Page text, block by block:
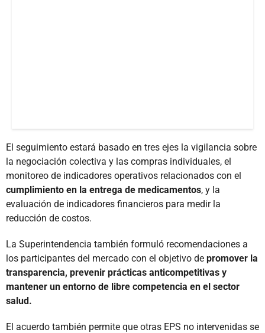
El seguimiento estará basado en tres ejes la vigilancia sobre
la negociación colectiva y las compras individuales, el
monitoreo de indicadores operativos relacionados con el
cumplimiento en la entrega de medicamentos, y la
evaluación de indicadores financieros para medir la
reducción de costos.
La Superintendencia también formuló recomendaciones a
los participantes del mercado con el objetivo de promover la
transparencia, prevenir prácticas anticompetitivas y
mantener un entorno de libre competencia en el sector
salud.
El acuerdo también permite que otras EPS no intervenidas se